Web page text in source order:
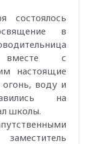
в
вместе с
настоящие
огонь, воду и
на
школы.